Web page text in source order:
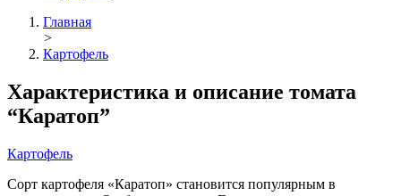
Главная
>
Картофель
Характеристика и описание томата
“Каратоп”
Картофель
Сорт картофеля «Каратоп» становится популярным в